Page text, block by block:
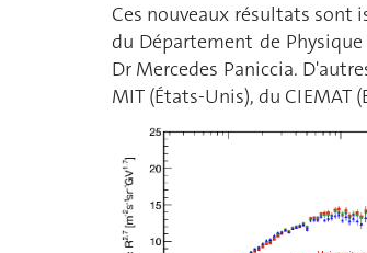
Ces nouveaux résultats sont
du Département de
Dr Mercedes Paniccia.
MIT (États-Unis), du CIEMAT